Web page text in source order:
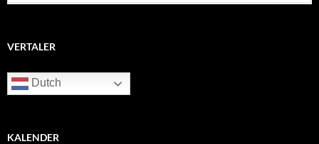
VERTALER
Dutch
KALENDER